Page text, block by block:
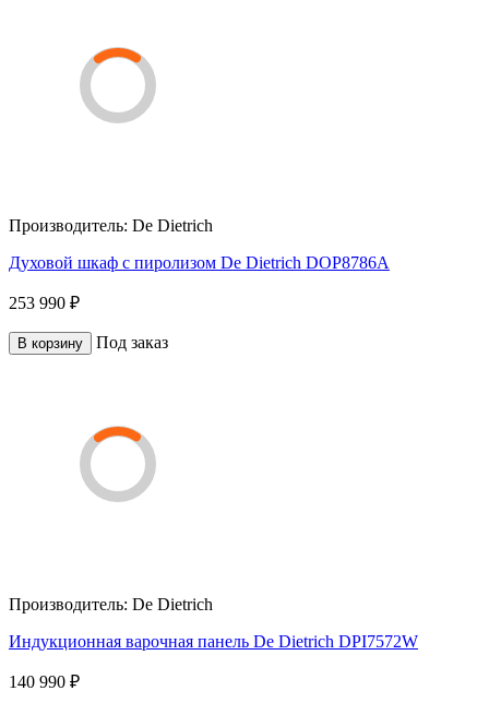
Производитель: De Dietrich
Духовой шкаф с пиролизом De Dietrich DOP8786A
253 990 ₽
В корзину Под заказ
Производитель: De Dietrich
Индукционная варочная панель De Dietrich DPI7572W
140 990 ₽